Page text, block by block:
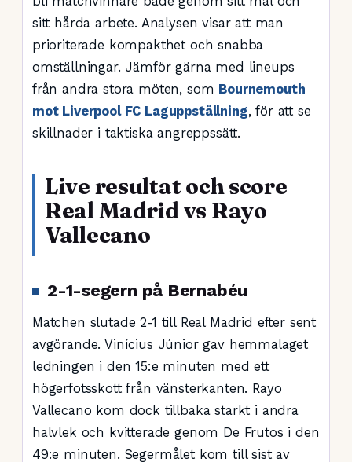
sitt hårda arbete. Analysen visar att man
prioriterade kompakthet och snabba
omställningar. Jämför gärna med lineups
från andra stora möten, som Bournemouth
mot Liverpool FC Laguppställning, för att se
skillnader i taktiska angreppssätt.
Live resultat och score
Real Madrid vs Rayo
Vallecano
2-1-segern på Bernabéu
Matchen slutade 2-1 till Real Madrid efter sent
avgörande. Vinícius Júnior gav hemmalaget
ledningen i den 15:e minuten med ett
högerfotsskott från vänsterkanten. Rayo
Vallecano kom dock tillbaka starkt i andra
halvlek och kvitterade genom De Frutos i den
49:e minuten. Segermålet kom till sist av